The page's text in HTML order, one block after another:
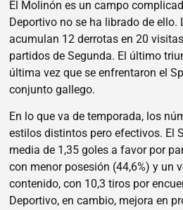
El Molinón es un campo
Deportivo no se ha librado de ello.
acumulan 12 derrotas en 20
partidos de Segunda. El último
última vez que se enfrentaron el
conjunto gallego.
En lo que va de temporada, los
estilos distintos pero efectivos. El
media de 1,35 goles a favor por
con menor posesión (44,6%) y un
contenido, con 10,3 tiros por
Deportivo, en cambio, mejora en